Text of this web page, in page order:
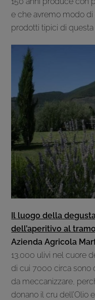
e che avremo modo
prodotti tipici di questa
Il luogo della
dell’aperitivo al
Azienda Agricola
13.000 ulivi nel cuore
di cui 7000 circa sono
da meccanizzare,
donano il cru dell’Olio